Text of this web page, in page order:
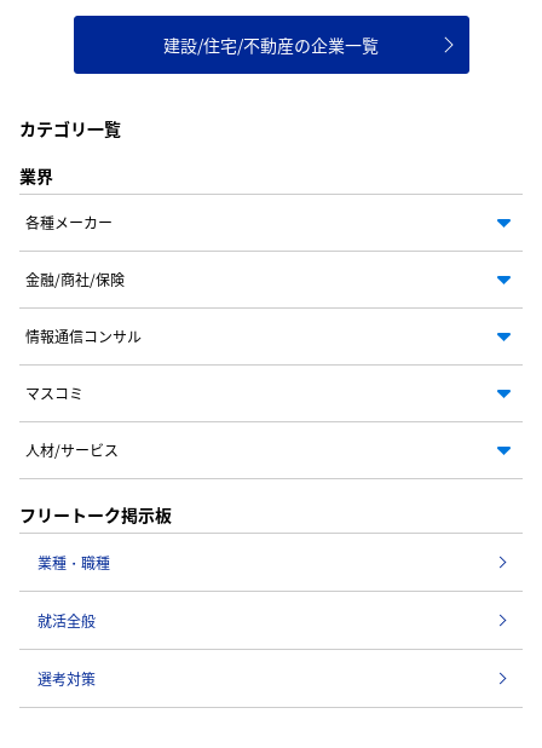
建設/住宅/不動産の企業一覧
カテゴリ一覧
業界
各種メーカー
金融/商社/保険
情報通信コンサル
マスコミ
人材/サービス
フリートーク掲示板
業種・職種
就活全般
選考対策